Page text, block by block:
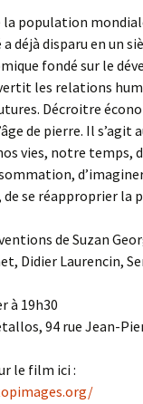
la population
déjà disparu en un
fondé sur le
les relations
Décroitre
de pierre. Il
vies, notre temps,
se réapproprier
de Suzan
Didier Laurencin,
à 19h30
94 rue Jean-
le film ici :